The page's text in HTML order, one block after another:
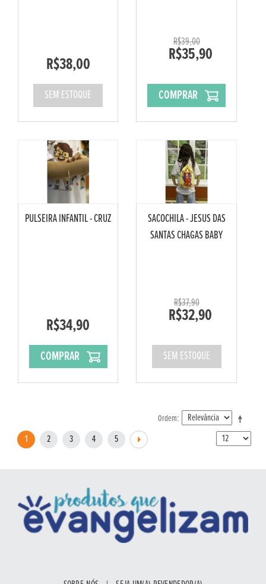
R$38,00
SEM ESTOQUE
R$39,00
R$35,90
COMPRAR
PULSEIRA INFANTIL - CRUZ
R$34,90
COMPRAR
SACOCHILA - JESUS DAS
SANTAS CHAGAS BABY
R$37,90
R$32,90
SEM ESTOQUE
Ordem
1 2 3 4 5